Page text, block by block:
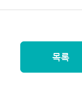
목록